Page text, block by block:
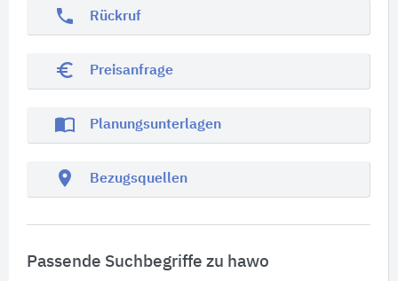
phone Rückruf
euro_symbol Preisanfrage
import_contacts Planungsunterlagen
location_on Bezugsquellen
Passende Suchbegriffe zu hawo